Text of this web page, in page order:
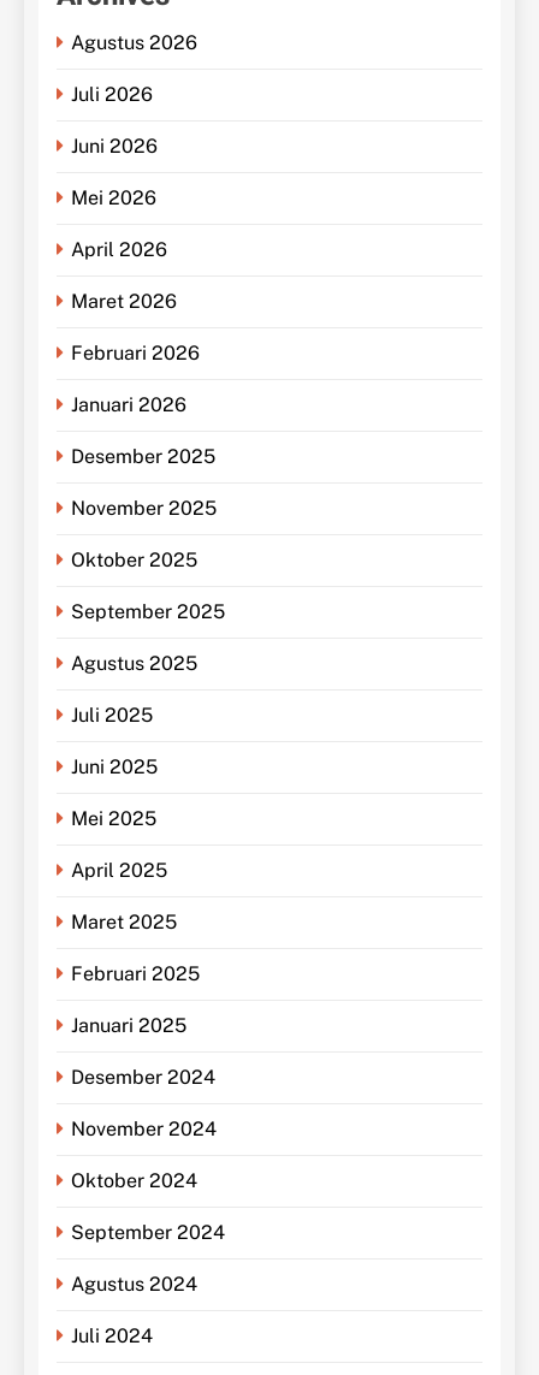
Agustus 2026
Juli 2026
Juni 2026
Mei 2026
April 2026
Maret 2026
Februari 2026
Januari 2026
Desember 2025
November 2025
Oktober 2025
September 2025
Agustus 2025
Juli 2025
Juni 2025
Mei 2025
April 2025
Maret 2025
Februari 2025
Januari 2025
Desember 2024
November 2024
Oktober 2024
September 2024
Agustus 2024
Juli 2024